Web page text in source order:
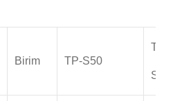
Birim TP-S50
TP-
S100